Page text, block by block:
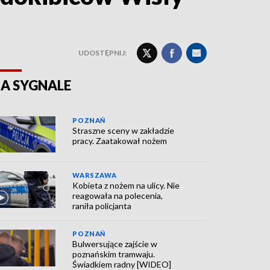
UDOSTĘPNIJ:
SYGNALE
POZNAŃ
Straszne sceny w zakładzie
pracy. Zaatakował nożem
WARSZAWA
Kobieta z nożem na ulicy. Nie
reagowała na polecenia,
raniła policjanta
POZNAŃ
Bulwersujące zajście w
poznańskim tramwaju.
Świadkiem radny [WIDEO]